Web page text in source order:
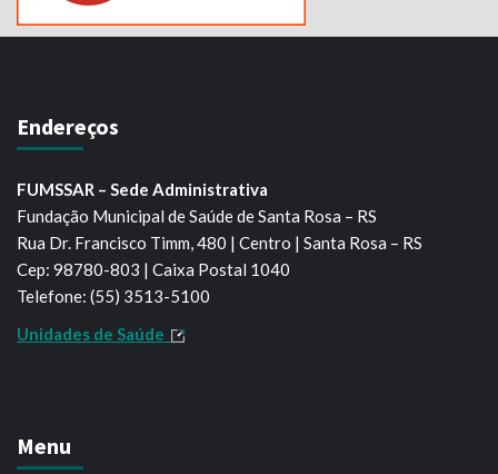
Endereços
FUMSSAR – Sede Administrativa
Fundação Municipal de Saúde de Santa Rosa – RS
Rua Dr. Francisco Timm, 480 | Centro | Santa Rosa – RS
Cep: 98780-803 | Caixa Postal 1040
Telefone: (55) 3513-5100
Unidades de Saúde
Menu